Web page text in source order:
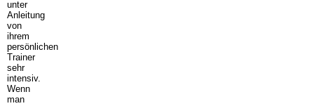
unter
Anleitung
von
ihrem
persönlichen
Trainer
sehr
intensiv.
Wenn
man